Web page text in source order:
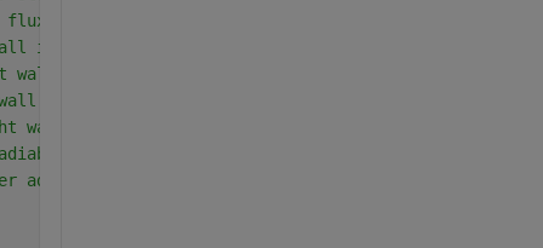
flux
in region-II
wall in region-II
in region-II
wall in region-II
wall(Region-II)
adiabtic wall (Region-II)